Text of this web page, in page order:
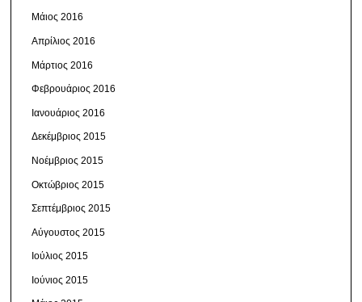
Μάιος 2016
Απρίλιος 2016
Μάρτιος 2016
Φεβρουάριος 2016
Ιανουάριος 2016
Δεκέμβριος 2015
Νοέμβριος 2015
Οκτώβριος 2015
Σεπτέμβριος 2015
Αύγουστος 2015
Ιούλιος 2015
Ιούνιος 2015